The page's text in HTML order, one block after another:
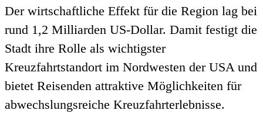
Der wirtschaftliche Effekt für die Region lag bei
rund 1,2 Milliarden US-Dollar. Damit festigt die
Stadt ihre Rolle als wichtigster
Kreuzfahrtstandort im Nordwesten der USA und
bietet Reisenden attraktive Möglichkeiten für
abwechslungsreiche Kreuzfahrterlebnisse.